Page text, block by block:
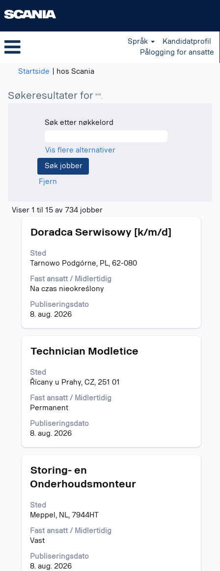
Språk
Kandidatprofil
Pålogging for ansatte
Startside hos Scania(gjeldende
Søkeresultater for "".
Søk etter nøkkelord
Vis flere alternativer
Fjern
Viser 1 til 15 av 734 jobberSøkeresultater
"".
til
15
av
734
tasten
å
navigere
Velg
å
jobben.
Tittel
Doradca Serwisowy [k/m/d]
Sted
Tarnowo Podgórne, PL, 62-080
Fast ansatt / Midlertidig
Na czas nieokreślony
Publiseringsdato
8. aug. 2026
Velg
mellomromstasten
for
vise
det
innholdet
i
jobbinformasjonen.
Tittel
Technician Modletice
Sted
Řícany u Prahy, CZ, 251 01
Fast ansatt / Midlertidig
Permanent
Publiseringsdato
8. aug. 2026
Velg
mellomromstasten
for
vise
det
innholdet
i
jobbinformasjonen.
Tittel
Storing- en
Onderhoudsmonteur
Sted
Meppel, NL, 7944HT
Fast ansatt / Midlertidig
Vast
Publiseringsdato
8. aug. 2026
Velg
mellomromstasten
å
vise
det
fullstendige
i
jobbinformasjonen.